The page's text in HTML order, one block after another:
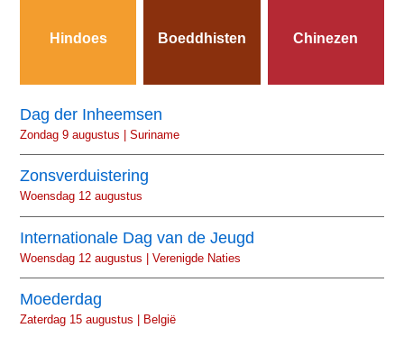
Hindoes Boeddhisten Chinezen
Dag der Inheemsen
Zondag 9 augustus | Suriname
Zonsverduistering
Woensdag 12 augustus
Internationale Dag van de Jeugd
Woensdag 12 augustus | Verenigde Naties
Moederdag
Zaterdag 15 augustus | België